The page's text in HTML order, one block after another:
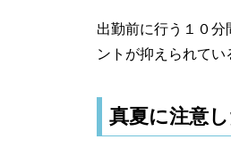
出勤前に行う１０
ントが抑えられてい
真夏に注意